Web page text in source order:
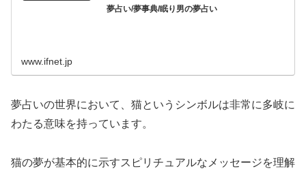
夢占い/夢事典/眠り男の夢占い
www.ifnet.jp
夢占いの世界において、猫というシンボルは非常に多岐に
わたる意味を持っています。
猫の夢が基本的に示すスピリチュアルなメッセージを理解